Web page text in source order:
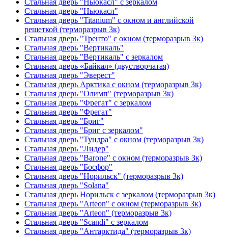
Стальная дверь "Ньюкасл" с зеркалом
Стальная дверь "Ньюкасл"
Стальная дверь "Titanium" с окном и английской
решеткой (терморазрыв 3к)
Стальная дверь "Тренто" с окном (терморазрыв 3к)
Стальная дверь "Вертикаль"
Стальная дверь "Вертикаль" с зеркалом
Стальная дверь «Байкал» (двустворчатая)
Стальная дверь "Эверест"
Стальная дверь Арктика с окном (терморазрыв 3к)
Стальная дверь "Олимп" (терморазрыв 3к)
Стальная дверь "Фрегат" с зеркалом
Стальная дверь "Фрегат"
Стальная дверь "Бриг"
Стальная дверь "Бриг с зеркалом"
Стальная дверь "Тундра" с окном (терморазрыв 3к)
Стальная дверь "Лидер"
Стальная дверь "Barone" с окном (терморазрыв 3к)
Стальная дверь "Босфор"
Стальная дверь "Норильск" (терморазрыв 3к)
Стальная дверь "Solana"
Стальная дверь Норильск с зеркалом (терморазрыв 3к)
Стальная дверь "Arteon" с окном (терморазрыв 3к)
Стальная дверь "Arteon" (терморазрыв 3к)
Стальная дверь "Scandi" с зеркалом
Стальная дверь "Антарктида" (терморазрыв 3к)